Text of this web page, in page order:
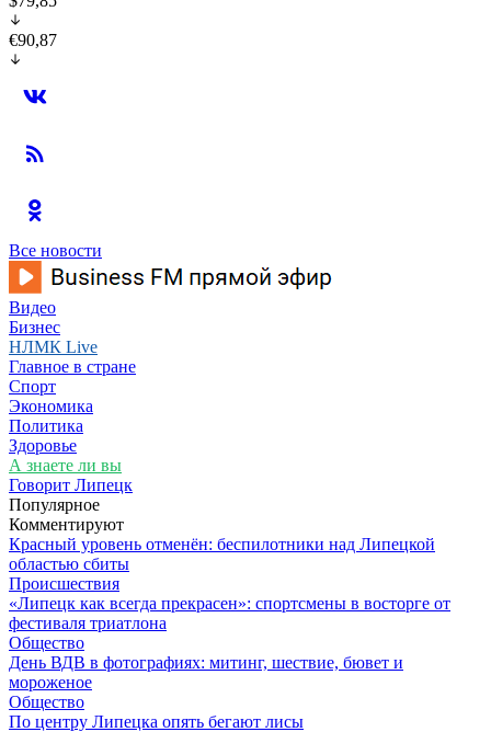
€90,87
Все новости
Видео
Бизнес
НЛМК Live
Главное в стране
Спорт
Экономика
Политика
Здоровье
А знаете ли вы
Говорит Липецк
Популярное
Комментируют
Красный уровень отменён: беспилотники над Липецкой
областью сбиты
Происшествия
«Липецк как всегда прекрасен»: спортсмены в восторге от
фестиваля триатлона
Общество
День ВДВ в фотографиях: митинг, шествие, бювет и
мороженое
Общество
По центру Липецка опять бегают лисы